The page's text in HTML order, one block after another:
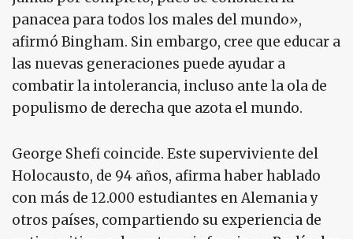
panacea para todos los males del mundo»,
afirmó Bingham. Sin embargo, cree que educar a
las nuevas generaciones puede ayudar a
combatir la intolerancia, incluso ante la ola de
populismo de derecha que azota el mundo.
George Shefi coincide. Este superviviente del
Holocausto, de 94 años, afirma haber hablado
con más de 12.000 estudiantes en Alemania y
otros países, compartiendo su experiencia de